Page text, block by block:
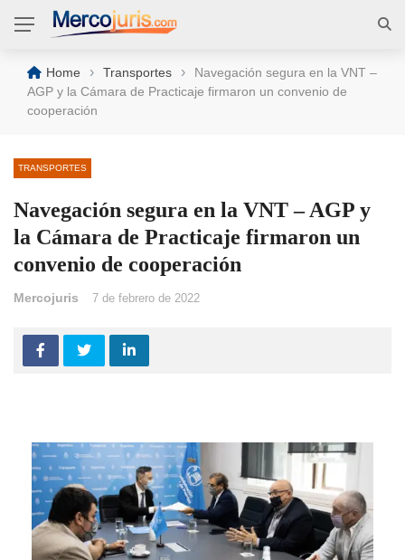
Home › Transportes ›
Navegación segura en la VNT –
AGP y la Cámara de Practicaje firmaron un convenio de
cooperación
TRANSPORTES
Navegación segura en la VNT – AGP y
la Cámara de Practicaje firmaron un
convenio de cooperación
Mercojuris 7 de febrero de 2022